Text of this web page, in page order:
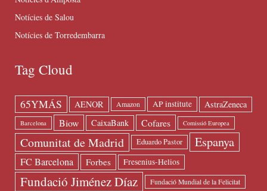
Notícies de Salou
Notícies de Torredembarra
Tag Cloud
65YMÁS AENOR Amazon AP institute AstraZeneca
Barcelona Biow CaixaBank Cofares Comissió Europea
Comunitat de Madrid Eduardo Pastor Espanya
FC Barcelona Forbes Fresenius-Helios
Fundació Jiménez Díaz Fundació Mundial de la Felicitat